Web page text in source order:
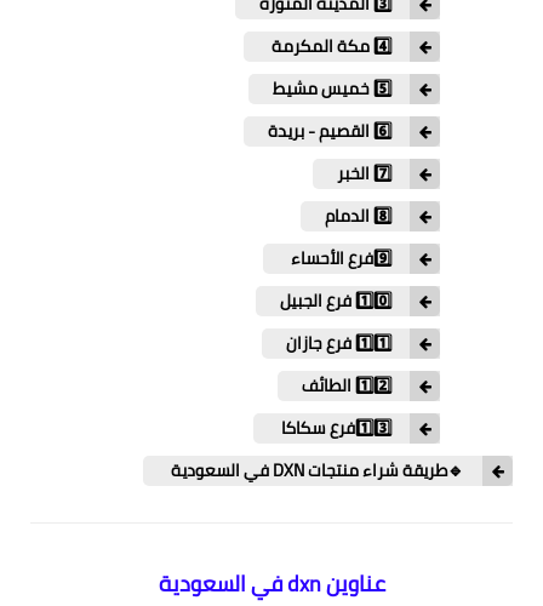
4️⃣ مكة المكرمة
5️⃣ خميس مشيط
6️⃣ القصيم - بريدة
7️⃣ الخبر
8️⃣ الدمام
9️⃣فرع الأحساء
1️⃣0️⃣ فرع الجبيل
1️⃣1️⃣ فرع جازان
1️⃣2️⃣ الطائف
1️⃣3️⃣فرع سكاكا
🔹طريقة شراء منتجات DXN في السعودية
عناوين dxn في السعودية